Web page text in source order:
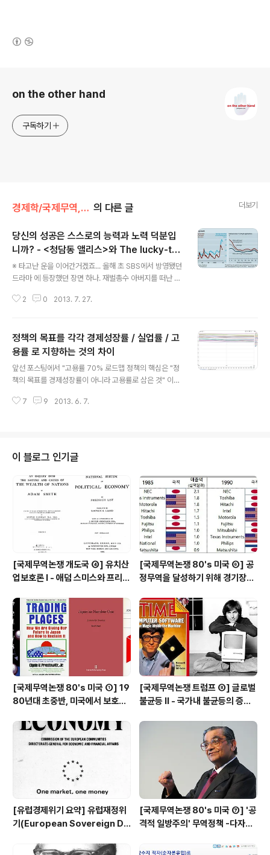
on the other hand
구독하기
경제학/국제무역, 경제지리학, 고용 의 다른 글 더보기
당신의 성공은 스스로의 능력과 노력 덕분입
니까? - <청담동 앨리스>와 The lucky-tak
e-all society
※ 타고난 운을 이어간거겠죠... 올해 초 SBS에서 방영됐던
드라마 에 등장했던 장면 하나. 재벌총수 아버지를 떠난 뒤
이 그린 그림이 3만 유로에 팔린 이후 승승장구의 길을 걷
굳게 믿고 있다. 보잘것 없는 집안에서 태어나 계약직 디자
이너로 일하는 한세경(문근영 분). 한세경은 차승조의 성공
이 "타고난 행운을 이어간 덕분" 이라고 지적한다. 한세경 :
승조씨는 사랑을 믿고 싶어하지만, 난 세상을 믿고 싶었다
것이 아니야." 나한테 그렇게 말해주는 세상은 없었으니까
2 0 2013. 7. 27.
정책의 목표를 각각 경제성장률 / 실업률 / 고
용률 로 지향하는 것의 차이
앞선 포스팅에서 "고용률 70% 로드맵 정책의 핵심은 "정
책의 목표를 경제성장률이 아니라 고용률로 삼은 것" 이라
선 이기 때문에 고용률이 더 중요하다는 의미일까? 그런 의
제성장률 중심 정책은 이러한 현실적 제약을 떠난 문제가
존재한다. 바로, 애초에 작은 개방경제 Small Open Eco
nomy를 가진 일국의 정부가 "인위적으로 높게 책정한 경
제성장률"을 정책의 타겟으로 삼는 것 자체가 근본적인 문
제이다. ● 경제성장률을 정책의 목표로 삼는 경우 ① 경제
성장률은 이미 정해져있다 지난..
7 9 2013. 6. 7.
이 블로그 인기글
[국제무역논쟁 개도국 ④] 유치산
업보호론 Ⅰ - 애덤 스미스와 프리드
[국제무역논쟁 80's 미국 ⑥] 공
정무역을 달성하기 위해 경기장을
도체 분쟁과 전략적 무역 정책 논
쟁
[국제무역논쟁 80's 미국 ①] 19
80년대 초중반, 미국에서 보호주
ctionism)
[국제무역논쟁 트럼프 ⑧] 글로벌
불균등 Ⅱ - 국가내 불균등의 증가
역 때문인가 기술변화 때문인가
[유럽경제위기 요약] 유럽재정위
기(European Sovereign De
[국제무역논쟁 80's 미국 ⑦] '공
격적 일방주의' 무역정책 -다자주
국이 판단하고 미국이 해결한다